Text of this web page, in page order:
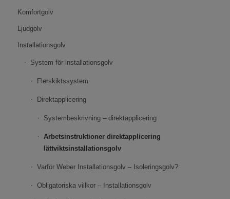
Komfortgolv
Ljudgolv
Installationsgolv
System för installationsgolv
Flerskiktssystem
Direktapplicering
Systembeskrivning – direktapplicering
Arbetsinstruktioner direktapplicering
lättviktsinstallationsgolv
Varför Weber Installationsgolv – Isoleringsgolv?
Obligatoriska villkor – Installationsgolv